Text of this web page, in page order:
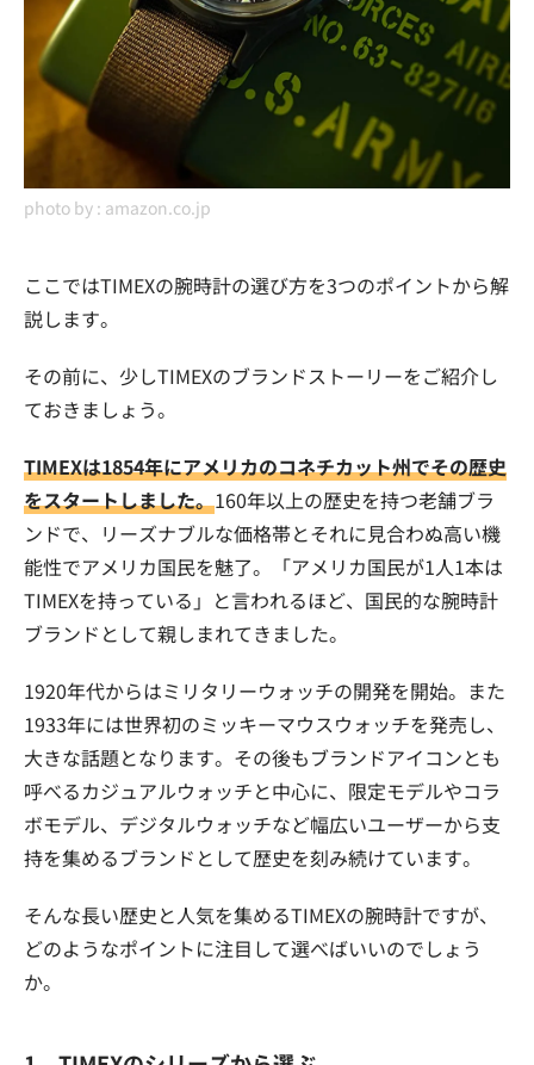
photo by : amazon.co.jp
ここではTIMEXの腕時計の選び方を3つのポイントから解
説します。
その前に、少しTIMEXのブランドストーリーをご紹介し
ておきましょう。
TIMEXは1854年にアメリカのコネチカット州でその歴史
をスタートしました。160年以上の歴史を持つ老舗ブラ
ンドで、リーズナブルな価格帯とそれに見合わぬ高い機
能性でアメリカ国民を魅了。「アメリカ国民が1人1本は
TIMEXを持っている」と言われるほど、国民的な腕時計
ブランドとして親しまれてきました。
1920年代からはミリタリーウォッチの開発を開始。また
1933年には世界初のミッキーマウスウォッチを発売し、
大きな話題となります。その後もブランドアイコンとも
呼べるカジュアルウォッチと中心に、限定モデルやコラ
ボモデル、デジタルウォッチなど幅広いユーザーから支
持を集めるブランドとして歴史を刻み続けています。
そんな長い歴史と人気を集めるTIMEXの腕時計ですが、
どのようなポイントに注目して選べばいいのでしょう
か。